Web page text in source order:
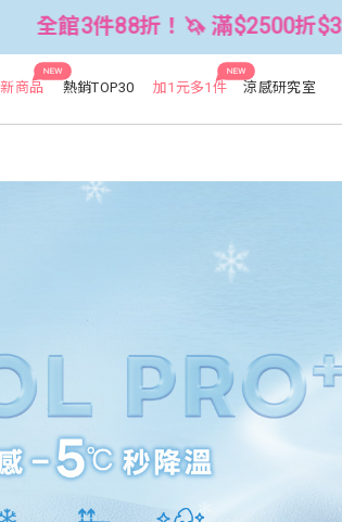
折$300 (可累折）
NEW
商品 熱銷TOP30
NEW
加1元多1件 涼感研究室